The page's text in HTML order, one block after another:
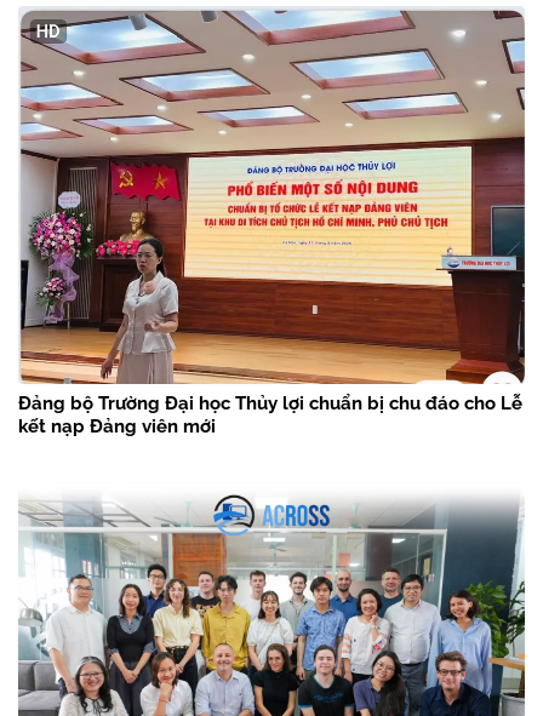
Đảng bộ Trường Đại học Thủy lợi chuẩn bị chu đáo cho Lễ
kết nạp Đảng viên mới